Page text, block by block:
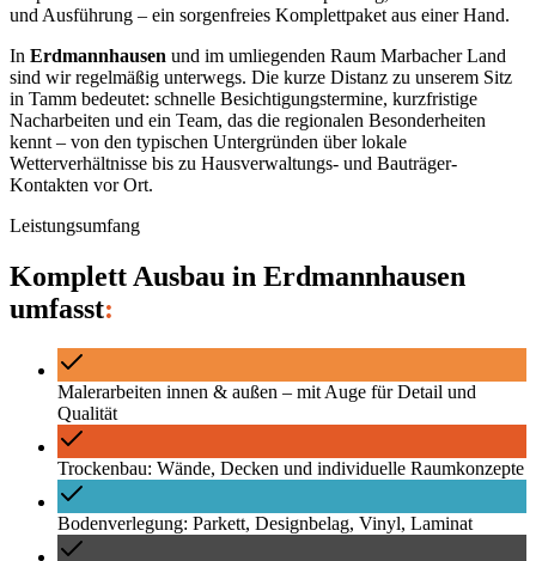
und Ausführung – ein sorgenfreies Komplettpaket aus einer Hand.
In Erdmannhausen und im umliegenden Raum Marbacher Land
sind wir regelmäßig unterwegs. Die kurze Distanz zu unserem Sitz
in Tamm bedeutet: schnelle Besichtigungstermine, kurzfristige
Nacharbeiten und ein Team, das die regionalen Besonderheiten
kennt – von den typischen Untergründen über lokale
Wetterverhältnisse bis zu Hausverwaltungs- und Bauträger-
Kontakten vor Ort.
Leistungsumfang
Komplett Ausbau in Erdmannhausen
umfasst:
Malerarbeiten innen & außen – mit Auge für Detail und
Qualität
Trockenbau: Wände, Decken und individuelle Raumkonzepte
Bodenverlegung: Parkett, Designbelag, Vinyl, Laminat